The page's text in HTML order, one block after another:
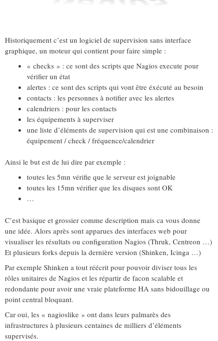
Historiquement c’est un logiciel de supervision sans interface
graphique, un moteur qui contient pour faire simple :
« checks » : ce sont des scripts que Nagios execute pour
vérifier un état
alertes : ce sont des scripts qui vont être éxécuté au besoin
contacts : les personnes à notifier avec les alertes
calendriers : pour les contacts
les équipements à superviser
une liste d’éléments de supervision qui est une combinaison :
équipement / check / fréquence/calendrier
Ainsi le but est de lui dire par exemple :
toutes les 5mn vérifie que le serveur est joignable
toutes les 15mn vérifier que les disques sont OK
…
C’est basique et grossier comme description mais ca vous donne
une idée. Alors après sont apparues des interfaces web pour
visualiser les résultats ou configuration Nagios (Thruk, Centreon …)
Et plusieurs forks depuis la dernière version (Shinken, Icinga …)
Par exemple Shinken a tout réécrit pour pouvoir diviser tous les
rôles unitaires de Nagios et les répartir de facon scalable et
redondante pour avoir une vraie plateforme HA sans bidouillage ou
point central bloquant.
Car oui, les « nagioslike » ont dans leurs palmarès des
infrastructures à plusieurs centaines de milliers d’éléments
supervisés.